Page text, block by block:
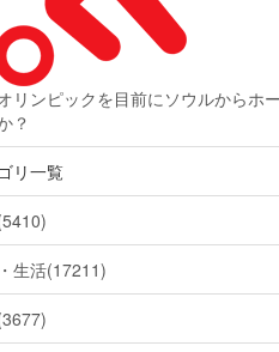
リンピックを目前にソウルからホ
？
リ一覧
生活(17211)